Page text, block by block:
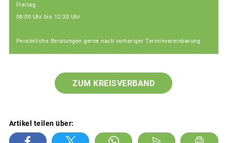
Freitag
08:00 Uhr bis 12:30 Uhr
Persönliche Beratungen gerne nach vorheriger Terminvereinbarung
ZUM KREISVERBAND
Artikel teilen über: